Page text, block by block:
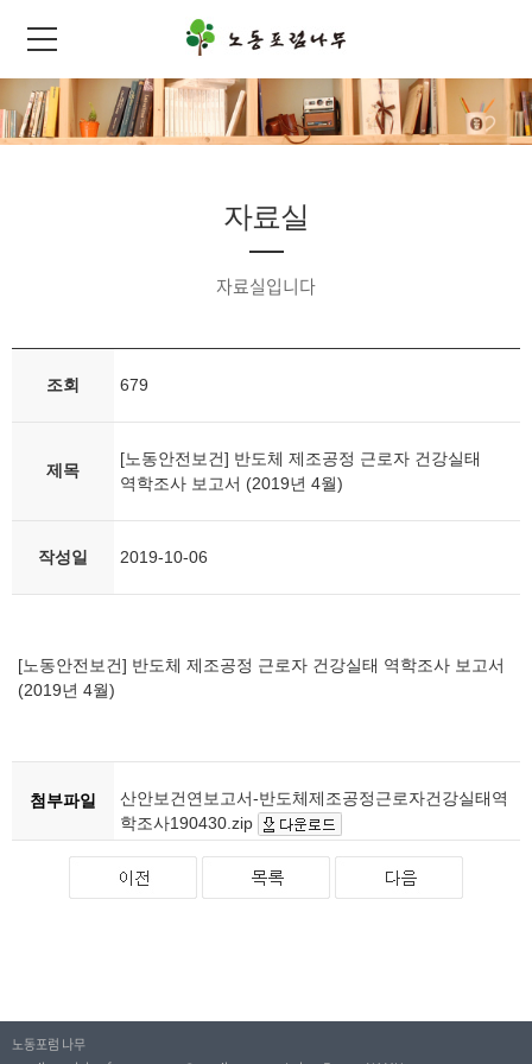
자료실
자료실입니다
조회 679
제목
[노동안전보건] 반도체 제조공정 근로자 건강실태
역학조사 보고서 (2019년 4월)
작성일 2019-10-06
[노동안전보건] 반도체 제조공정 근로자 건강실태 역학조사 보고서
(2019년 4월)
첨부파일
산안보건연보고서-반도체제조공정근로자건강실태역
학조사190430.zip
노동포럼 나무